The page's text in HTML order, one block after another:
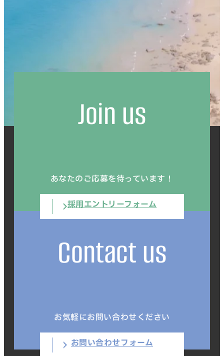
Join us
あなたのご応募を待っています！
採用エントリーフォーム
Contact us
お気軽にお問い合わせください
お問い合わせフォーム